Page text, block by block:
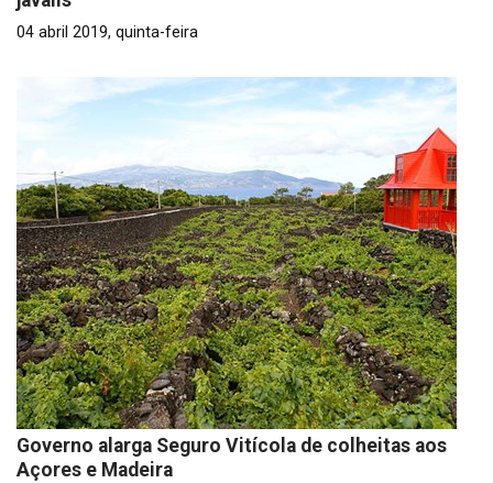
04 abril 2019, quinta-feira
Governo alarga Seguro Vitícola de colheitas aos
Açores e Madeira